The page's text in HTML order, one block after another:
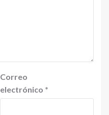
Correo
electrónico *